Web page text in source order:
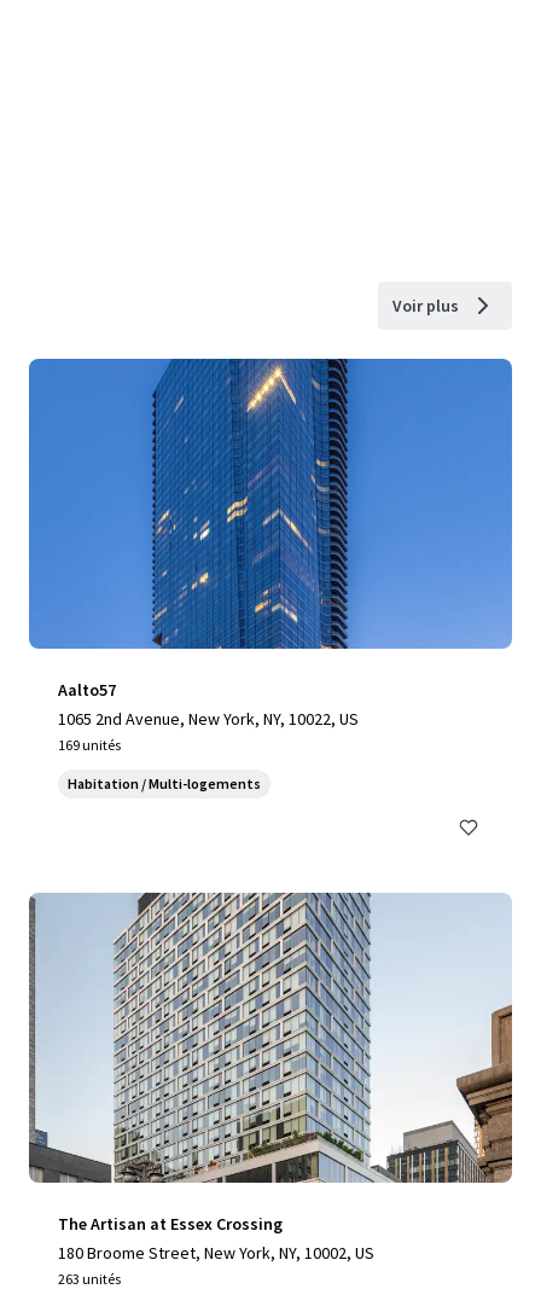
Voir plus
Aalto57
1065 2nd Avenue, New York, NY, 10022, US
169 unités
Habitation / Multi-logements
The Artisan at Essex Crossing
180 Broome Street, New York, NY, 10002, US
263 unités